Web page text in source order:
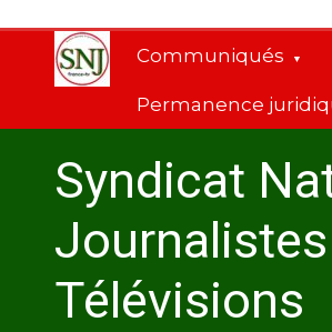
contenu
Communiqués
Permanence
Syndicat
Télévisions